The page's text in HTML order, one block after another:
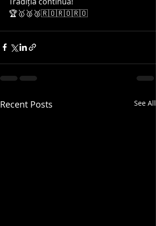
🏆🥇🥈🥉🇷🇴🇷🇴🇷🇴
Recent Posts See All